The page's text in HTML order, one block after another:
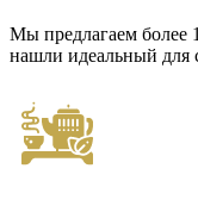
Мы предлагаем более
нашли идеальный для